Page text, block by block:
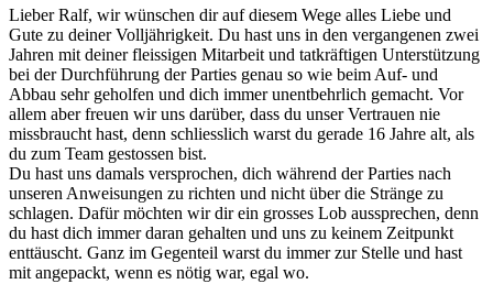
Lieber Ralf, wir wünschen dir auf diesem Wege alles Liebe und
Gute zu deiner Volljährigkeit. Du hast uns in den vergangenen zwei
Jahren mit deiner fleissigen Mitarbeit und tatkräftigen Unterstützung
bei der Durchführung der Parties genau so wie beim Auf- und
Abbau sehr geholfen und dich immer unentbehrlich gemacht. Vor
allem aber freuen wir uns darüber, dass du unser Vertrauen nie
missbraucht hast, denn schliesslich warst du gerade 16 Jahre alt, als
du zum Team gestossen bist.
Du hast uns damals versprochen, dich während der Parties nach
unseren Anweisungen zu richten und nicht über die Stränge zu
schlagen. Dafür möchten wir dir ein grosses Lob aussprechen, denn
du hast dich immer daran gehalten und uns zu keinem Zeitpunkt
enttäuscht. Ganz im Gegenteil warst du immer zur Stelle und hast
mit angepackt, wenn es nötig war, egal wo.